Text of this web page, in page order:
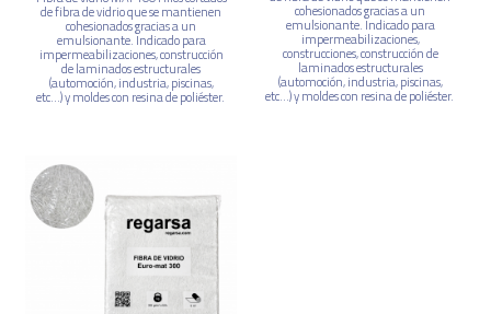
de fibra de vidrio que se mantienen
cohesionados gracias a un
emulsionante. Indicado para
impermeabilizaciones, construcción
de laminados estructurales
(automoción, industria, piscinas,
etc...) y moldes con resina de poliéster.
cohesionados gracias a un
emulsionante. Indicado para
impermeabilizaciones,
construcciones, construcción de
laminados estructurales
(automoción, industria, piscinas,
etc...) y moldes con resina de poliéster.